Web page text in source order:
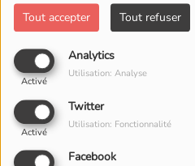
Tout accepter Tout refuser
Analytics
Activé
Utilisation: Analyse
Twitter
Activé
Utilisation: Fonctionnalité
Facebook